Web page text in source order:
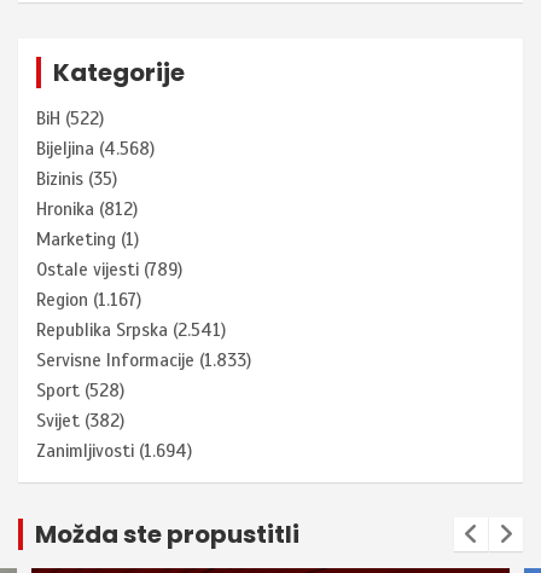
Kategorije
BiH (522)
Bijeljina (4.568)
Bizinis (35)
Hronika (812)
Marketing (1)
Ostale vijesti (789)
Region (1.167)
Republika Srpska (2.541)
Servisne Informacije (1.833)
Sport (528)
Svijet (382)
Zanimljivosti (1.694)
Možda ste propustitli